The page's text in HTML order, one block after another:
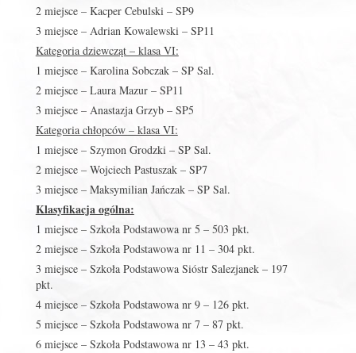
2 miejsce – Kacper Cebulski – SP9
3 miejsce – Adrian Kowalewski – SP11
Kategoria dziewcząt – klasa VI:
1 miejsce – Karolina Sobczak – SP Sal.
2 miejsce – Laura Mazur – SP11
3 miejsce – Anastazja Grzyb – SP5
Kategoria chłopców – klasa VI:
1 miejsce – Szymon Grodzki – SP Sal.
2 miejsce – Wojciech Pastuszak – SP7
3 miejsce – Maksymilian Jańczak – SP Sal.
Klasyfikacja ogólna:
1 miejsce – Szkoła Podstawowa nr 5 – 503 pkt.
2 miejsce – Szkoła Podstawowa nr 11 – 304 pkt.
3 miejsce – Szkoła Podstawowa Sióstr Salezjanek – 197
pkt.
4 miejsce – Szkoła Podstawowa nr 9 – 126 pkt.
5 miejsce – Szkoła Podstawowa nr 7 – 87 pkt.
6 miejsce – Szkoła Podstawowa nr 13 – 43 pkt.